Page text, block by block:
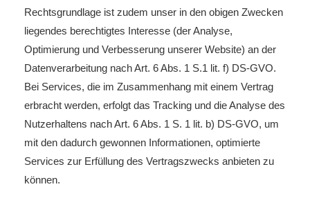
Rechtsgrundlage ist zudem unser in den obigen Zwecken
liegendes berechtigtes Interesse (der Analyse,
Optimierung und Verbesserung unserer Website) an der
Datenverarbeitung nach Art. 6 Abs. 1 S.1 lit. f) DS-GVO.
Bei Services, die im Zusammenhang mit einem Vertrag
erbracht werden, erfolgt das Tracking und die Analyse des
Nutzerhaltens nach Art. 6 Abs. 1 S. 1 lit. b) DS-GVO, um
mit den dadurch gewonnen Informationen, optimierte
Services zur Erfüllung des Vertragszwecks anbieten zu
können.